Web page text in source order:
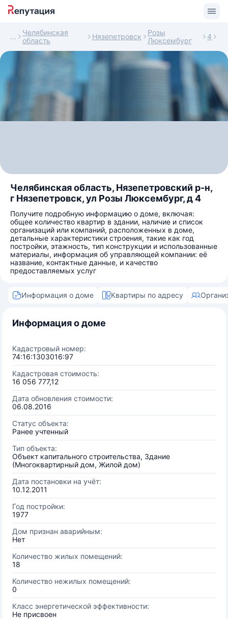
Челябинская
область
Нязепетровск
Розы
Люксембург
4
Челябинская область, Нязепетровский р-н,
г Нязепетровск, ул Розы Люксембург, д 4
Получите подробную информацию о доме, включая:
общее количество квартир в здании, наличие и список
организаций или компаний, расположенных в доме,
детальные характеристики строения, такие как год
постройки, этажность, тип конструкции и использованные
материалы, информация об управляющей компании: её
название, контактные данные, и качество
предоставляемых услуг
Информация о доме Квартиры по адресу
Информация о доме
Кадастровый номер:
74:16:1303016:97
Кадастровая стоимость:
16 056 777,12
Дата обновления стоимости:
06.08.2016
Статус объекта:
Ранее учтенный
Тип объекта:
Объект капитального строительства, Здание
(Многоквартирный дом, Жилой дом)
Дата постановки на учёт:
10.12.2011
Год постройки:
1977
Дом признан аварийным:
Нет
Количество жилых помещений:
18
Количество нежилых помещений:
0
Класс энергетической эффективности:
Не присвоен